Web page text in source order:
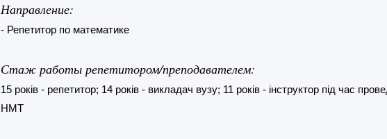
Направление:
- Репетитор по математике
Стаж работы репетитором/преподавателем:
15 років - репетитор; 14 років - викладач вузу; 11 років - інструктор під час
НМТ